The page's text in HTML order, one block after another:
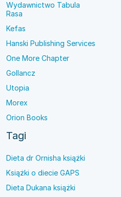
Wydawnictwo Tabula
Rasa
Kefas
Hanski Publishing Services
One More Chapter
Gollancz
Utopia
Morex
Orion Books
Tagi
Dieta dr Ornisha książki
Książki o diecie GAPS
Dieta Dukana książki